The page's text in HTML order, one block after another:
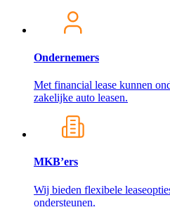
Ondernemers
Met financial lease kunnen
zakelijke auto leasen.
MKB’ers
Wij bieden flexibele
ondersteunen.